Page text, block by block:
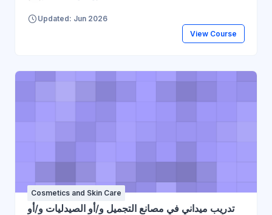
Updated: Jun 2026
View Course
Cosmetics and Skin Care
تدريب ميداني في مصانع التجميل و/أو الصيدليات و/أو